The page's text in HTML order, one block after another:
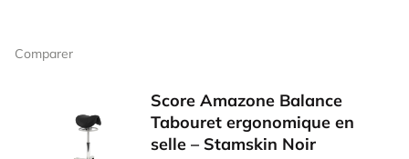
Comparer
Score Amazone Balance
Tabouret ergonomique en
selle – Stamskin Noir